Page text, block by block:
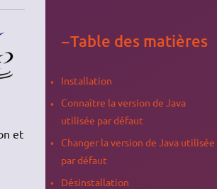
et
−Table des matières
Installation
Connaître la version de Java
utilisée par défaut
Changer la version de Java utilisée
par défaut
Désinstallation